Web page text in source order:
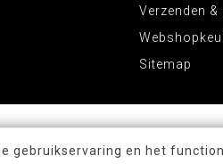
Verzenden
Sitemap
gebruikservaring en het